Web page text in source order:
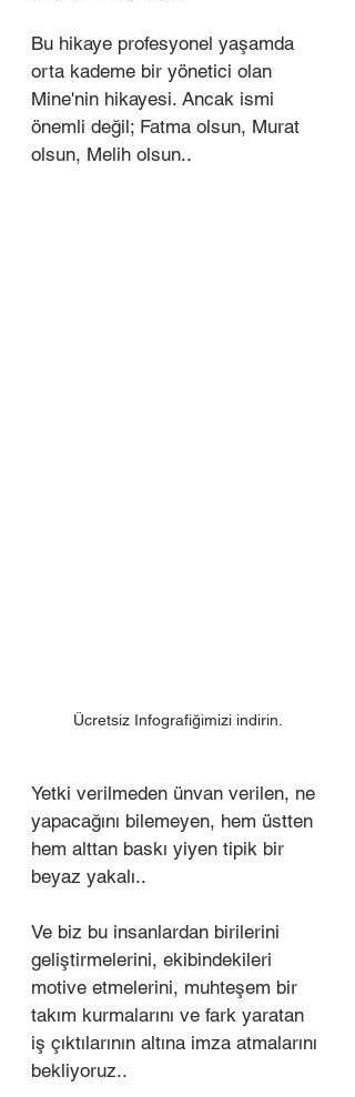
Bu hikaye profesyonel yaşamda
orta kademe bir yönetici olan
Mine'nin hikayesi. Ancak ismi
önemli değil; Fatma olsun, Murat
olsun, Melih olsun..
Ücretsiz Infografiğimizi indirin.
Yetki verilmeden ünvan verilen, ne
yapacağını bilemeyen, hem üstten
hem alttan baskı yiyen tipik bir
beyaz yakalı..
Ve biz bu insanlardan birilerini
geliştirmelerini, ekibindekileri
motive etmelerini, muhteşem bir
takım kurmalarını ve fark yaratan
iş çıktılarının altına imza atmalarını
bekliyoruz..